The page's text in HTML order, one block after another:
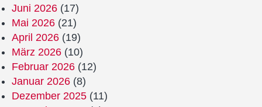
Juni 2026 (17)
Mai 2026 (21)
April 2026 (19)
März 2026 (10)
Februar 2026 (12)
Januar 2026 (8)
Dezember 2025 (11)